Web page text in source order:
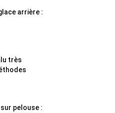
arrière :
très
pelouse :